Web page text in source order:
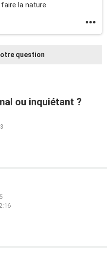
la nature.
question
ou inquiétant ?